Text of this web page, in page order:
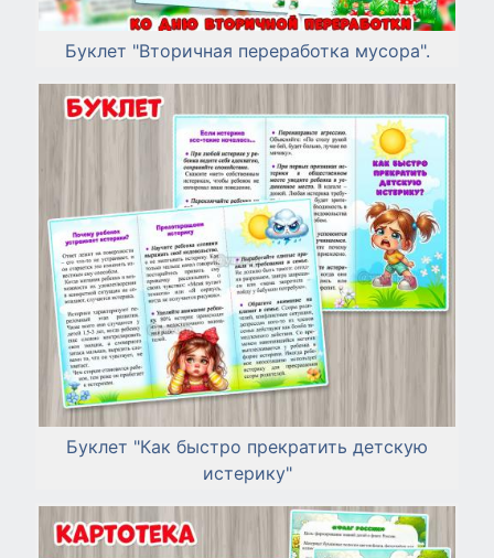
Буклет "Вторичная переработка мусора".
Буклет "Как быстро прекратить детскую
истерику"